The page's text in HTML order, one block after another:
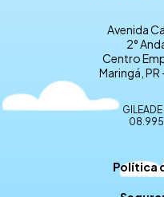
Avenida
2°
Centro
Maringá,
Política